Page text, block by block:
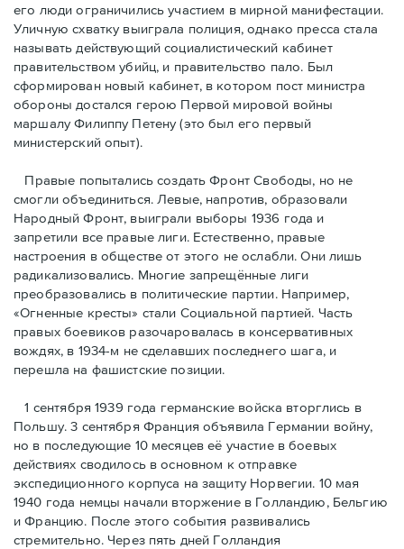
его люди ограничились участием в мирной манифестации.
Уличную схватку выиграла полиция, однако пресса стала
называть действующий социалистический кабинет
правительством убийц, и правительство пало. Был
сформирован новый кабинет, в котором пост министра
обороны достался герою Первой мировой войны
маршалу Филиппу Петену (это был его первый
министерский опыт).
Правые пoпытались создать Фронт Свободы, но не
смогли объединиться. Левые, напротив, образовали
Народный Фронт, выиграли выборы 1936 года и
запретили все правые лиги. Естественно, правые
настроения в обществе от этого не ослабли. Они лишь
радикализовались. Многие запрещённые лиги
преобразовались в политические партии. Например,
«Огненные кресты» стали Социальной партией. Часть
правых боевиков разочаровалась в консервативных
вождях, в 1934-м не сделавших последнего шага, и
перешла на фашистские позиции.
1 сентября 1939 года германские войска вторглись в
Польшу. 3 сентября Франция объявила Германии войну,
но в последующие 10 месяцев её участие в боевых
действиях сводилось в основном к отправке
экспедиционного корпуса на защиту Норвегии. 10 мая
1940 года немцы начали вторжение в Голландию, Бельгию
и Францию. После этого события развивались
стремительно. Через пять дней Голландия